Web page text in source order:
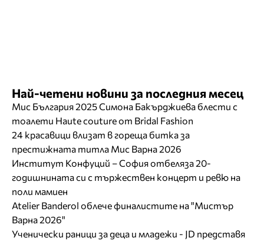
Най-четени новини за последния месец
Мис България 2025 Симона Бакърджиева блести с
тоалети Haute couture от Bridal Fashion
24 красавици влизат в гореща битка за
престижната титла Мис Варна 2026
Институт Конфуций – София отбеляза 20-
годишнината си с тържествен концерт и ревю на
поли мамиен
Atelier Banderol облече финалистите на "Мистър
Варна 2026"
Ученически раници за деца и младежи - JD представя